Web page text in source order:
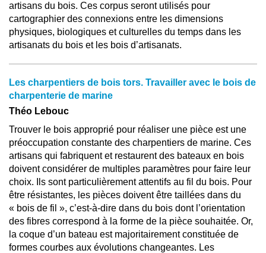
artisans du bois. Ces corpus seront utilisés pour
cartographier des connexions entre les dimensions
physiques, biologiques et culturelles du temps dans les
artisanats du bois et les bois d’artisanats.
Les charpentiers de bois tors. Travailler avec le bois de
charpenterie de marine
Théo Lebouc
Trouver le bois approprié pour réaliser une pièce est une
préoccupation constante des charpentiers de marine. Ces
artisans qui fabriquent et restaurent des bateaux en bois
doivent considérer de multiples paramètres pour faire leur
choix. Ils sont particulièrement attentifs au fil du bois. Pour
être résistantes, les pièces doivent être taillées dans du
« bois de fil », c’est-à-dire dans du bois dont l’orientation
des fibres correspond à la forme de la pièce souhaitée. Or,
la coque d’un bateau est majoritairement constituée de
formes courbes aux évolutions changeantes. Les